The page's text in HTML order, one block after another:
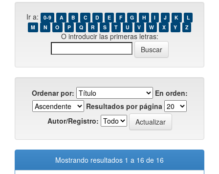
Ir a: 0-9 A B C D E F G H I J K
L
M
N O P Q R S T U V W X Y Z
O introducir las primeras letras:
Ordenar por:
En orden:
Resultados por página
Autor/Registro:
Mostrando resultados 1 a 16 de 16